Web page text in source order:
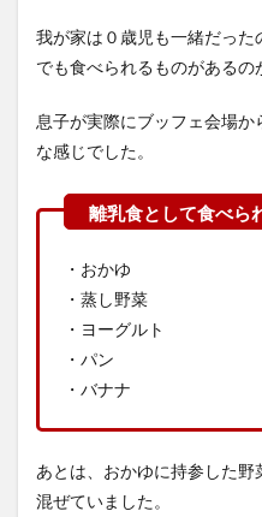
我が家は０歳児も一緒だった
でも食べられるものがあるの
息子が実際にブッフェ会場
な感じでした。
・おかゆ
・蒸し野菜
・ヨーグルト
・パン
・バナナ
あとは、おかゆに持参した
混ぜていました。